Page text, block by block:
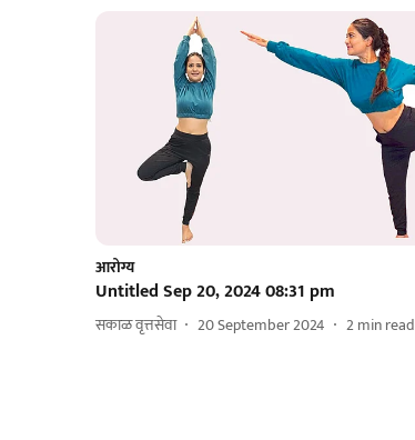
आरोग्य
Untitled Sep 20, 2024 08:31 pm
सकाळ वृत्तसेवा 20 September 2024 2min read